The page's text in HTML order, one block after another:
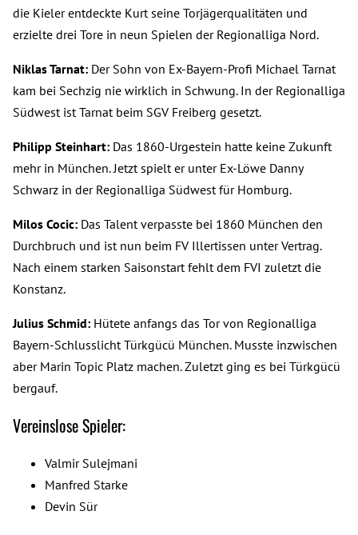
die Kieler entdeckte Kurt seine Torjägerqualitäten und
erzielte drei Tore in neun Spielen der Regionalliga Nord.
Niklas Tarnat: Der Sohn von Ex-Bayern-Profi Michael Tarnat
kam bei Sechzig nie wirklich in Schwung. In der Regionalliga
Südwest ist Tarnat beim SGV Freiberg gesetzt.
Philipp Steinhart: Das 1860-Urgestein hatte keine Zukunft
mehr in München. Jetzt spielt er unter Ex-Löwe Danny
Schwarz in der Regionalliga Südwest für Homburg.
Milos Cocic: Das Talent verpasste bei 1860 München den
Durchbruch und ist nun beim FV Illertissen unter Vertrag.
Nach einem starken Saisonstart fehlt dem FVI zuletzt die
Konstanz.
Julius Schmid: Hütete anfangs das Tor von Regionalliga
Bayern-Schlusslicht Türkgücü München. Musste inzwischen
aber Marin Topic Platz machen. Zuletzt ging es bei Türkgücü
bergauf.
Vereinslose Spieler:
Valmir Sulejmani
Manfred Starke
Devin Sür